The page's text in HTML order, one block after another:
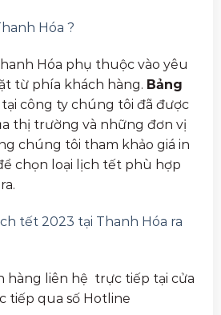
Hóa ?
Hóa phụ thuộc vào yêu
từ phía khách hàng. Bảng
tại công ty chúng tôi đã được
thị trường và những đơn vị
chúng tôi tham khảo giá in
chọn loại lịch tết phù hợp
tết 2023 tại Thanh Hóa ra
hàng liên hệ trực tiếp tại cửa
tiếp qua số Hotline